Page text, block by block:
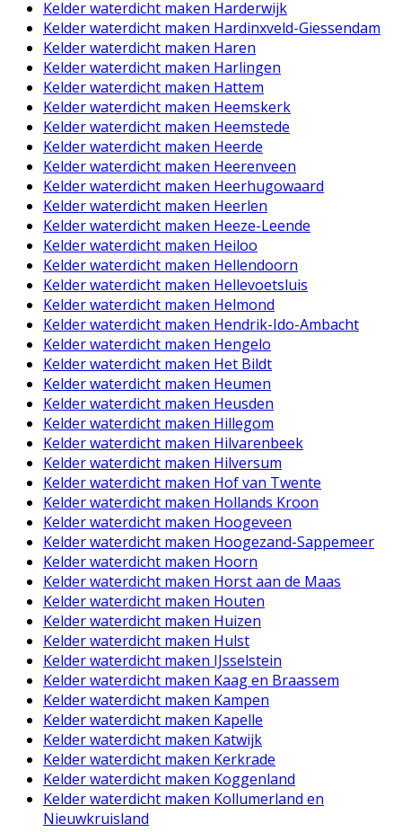
Kelder waterdicht maken Harderwijk
Kelder waterdicht maken Hardinxveld-Giessendam
Kelder waterdicht maken Haren
Kelder waterdicht maken Harlingen
Kelder waterdicht maken Hattem
Kelder waterdicht maken Heemskerk
Kelder waterdicht maken Heemstede
Kelder waterdicht maken Heerde
Kelder waterdicht maken Heerenveen
Kelder waterdicht maken Heerhugowaard
Kelder waterdicht maken Heerlen
Kelder waterdicht maken Heeze-Leende
Kelder waterdicht maken Heiloo
Kelder waterdicht maken Hellendoorn
Kelder waterdicht maken Hellevoetsluis
Kelder waterdicht maken Helmond
Kelder waterdicht maken Hendrik-Ido-Ambacht
Kelder waterdicht maken Hengelo
Kelder waterdicht maken Het Bildt
Kelder waterdicht maken Heumen
Kelder waterdicht maken Heusden
Kelder waterdicht maken Hillegom
Kelder waterdicht maken Hilvarenbeek
Kelder waterdicht maken Hilversum
Kelder waterdicht maken Hof van Twente
Kelder waterdicht maken Hollands Kroon
Kelder waterdicht maken Hoogeveen
Kelder waterdicht maken Hoogezand-Sappemeer
Kelder waterdicht maken Hoorn
Kelder waterdicht maken Horst aan de Maas
Kelder waterdicht maken Houten
Kelder waterdicht maken Huizen
Kelder waterdicht maken Hulst
Kelder waterdicht maken IJsselstein
Kelder waterdicht maken Kaag en Braassem
Kelder waterdicht maken Kampen
Kelder waterdicht maken Kapelle
Kelder waterdicht maken Katwijk
Kelder waterdicht maken Kerkrade
Kelder waterdicht maken Koggenland
Kelder waterdicht maken Kollumerland en
Nieuwkruisland